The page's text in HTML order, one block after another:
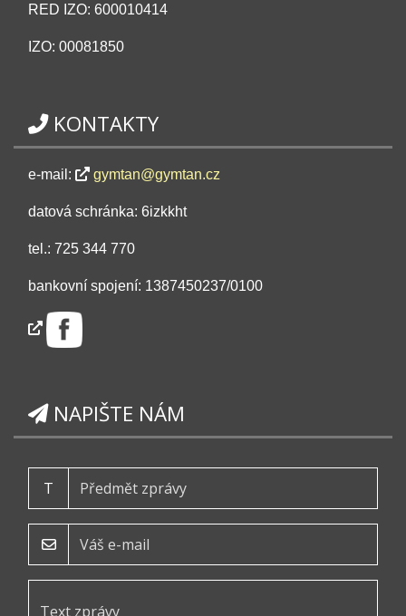
RED IZO: 600010414
IZO: 00081850
KONTAKTY
e-mail: gymtan@gymtan.cz
datová schránka: 6izkkht
tel.: 725 344 770
bankovní spojení: 1387450237/0100
NAPIŠTE NÁM
T